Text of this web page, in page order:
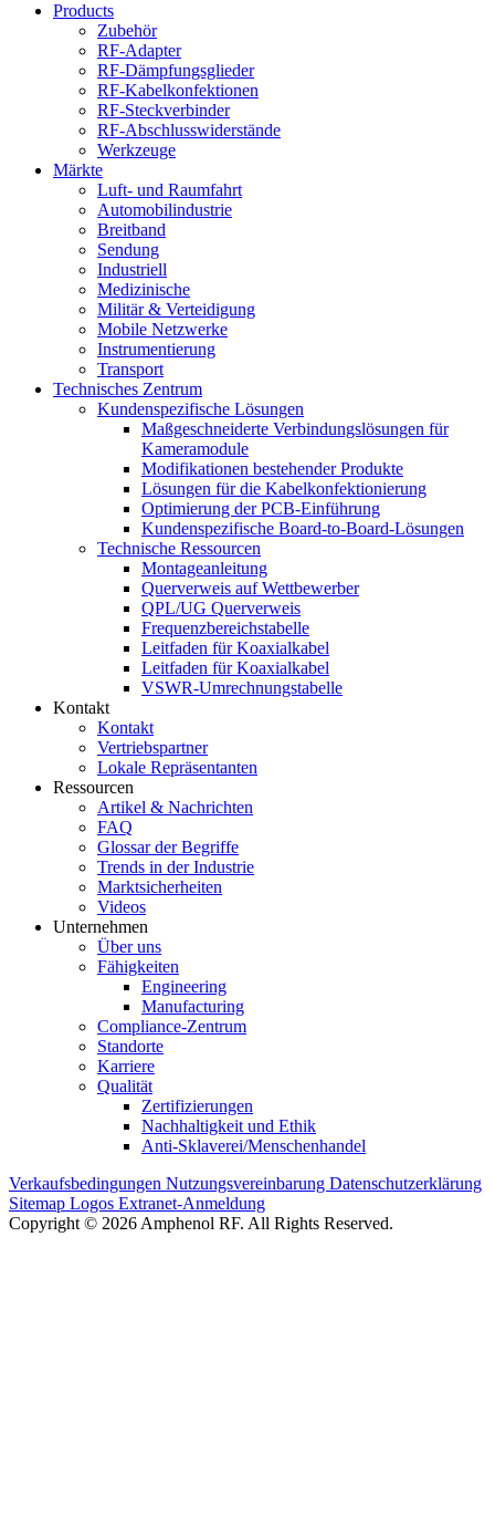
Products
Zubehör
RF-Adapter
RF-Dämpfungsglieder
RF-Kabelkonfektionen
RF-Steckverbinder
RF-Abschlusswiderstände
Werkzeuge
Märkte
Luft- und Raumfahrt
Automobilindustrie
Breitband
Sendung
Industriell
Medizinische
Militär & Verteidigung
Mobile Netzwerke
Instrumentierung
Transport
Technisches Zentrum
Kundenspezifische Lösungen
Maßgeschneiderte Verbindungslösungen für
Kameramodule
Modifikationen bestehender Produkte
Lösungen für die Kabelkonfektionierung
Optimierung der PCB-Einführung
Kundenspezifische Board-to-Board-Lösungen
Technische Ressourcen
Montageanleitung
Querverweis auf Wettbewerber
QPL/UG Querverweis
Frequenzbereichstabelle
Leitfaden für Koaxialkabel
Leitfaden für Koaxialkabel
VSWR-Umrechnungstabelle
Kontakt
Kontakt
Vertriebspartner
Lokale Repräsentanten
Ressourcen
Artikel & Nachrichten
FAQ
Glossar der Begriffe
Trends in der Industrie
Marktsicherheiten
Videos
Unternehmen
Über uns
Fähigkeiten
Engineering
Manufacturing
Compliance-Zentrum
Standorte
Karriere
Qualität
Zertifizierungen
Nachhaltigkeit und Ethik
Anti-Sklaverei/Menschenhandel
Verkaufsbedingungen Nutzungsvereinbarung Datenschutzerklärung
Sitemap Logos Extranet-Anmeldung
Copyright © 2026 Amphenol RF. All Rights Reserved.